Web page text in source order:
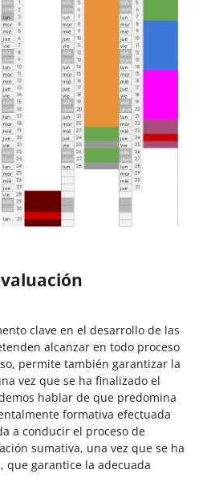
clave en el desarrollo de las
alcanzar en todo proceso
permite también garantizar la
vez que se ha finalizado el
hablar de que predomina
formativa efectuada
a conducir el proceso de
sumativa, una vez que se ha
que garantice la adecuada